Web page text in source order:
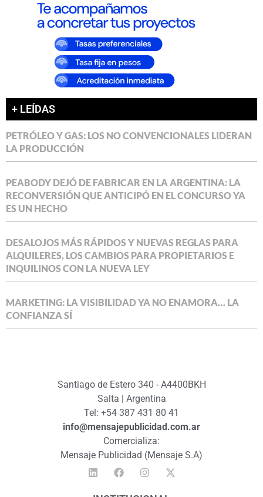
+ LEÍDAS
PETRÓLEO Y GAS: LOS NO CONVENCIONALES LIDERAN
LA PRODUCCIÓN
PEABODY DEJÓ DE FABRICAR EN LA ARGENTINA: LA
RECONVERSIÓN QUE ANTICIPÓ EN EL CONCURSO YA
ES UN HECHO
DESALOJOS MÁS RÁPIDOS Y NUEVAS REGLAS PARA
ALQUILERES, LOS CAMBIOS PARA PROPIETARIOS E
INQUILINOS CON LA NUEVA LEY
MARKETING: LA VISIBILIDAD YA NO ENAMORA… LA
CONFIANZA SÍ
Santiago de Estero 340 - A4400BKH
Salta | Argentina
Tel: +54 387 431 80 41
info@mensajepublicidad.com.ar
Comercializa:
Mensaje Publicidad (Mensaje S.A)